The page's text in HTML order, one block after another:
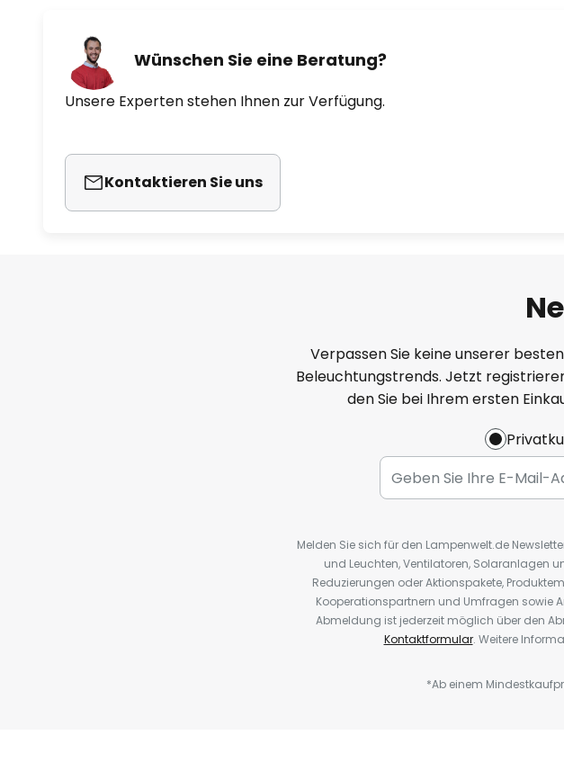
Wünschen Sie eine Beratung?
Unsere Experten stehen Ihnen zur Verfügung.
Kontaktieren Sie uns
Verpassen Sie keine unserer
Beleuchtungstrends. Jetzt
den Sie bei Ihrem ersten
Melden Sie sich für den Lampenwelt.de
und Leuchten, Ventilatoren, Solaranlagen
Reduzierungen oder Aktionspakete,
Kooperationspartnern und Umfragen sowie
Abmeldung ist jederzeit möglich über den
Kontaktformular. Weitere
*Ab einem